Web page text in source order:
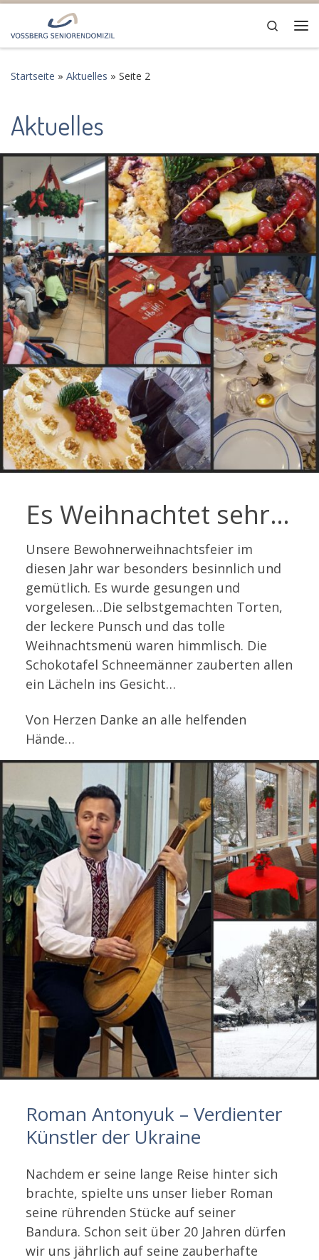
Zum Inhalt springen
Search
Startseite » Aktuelles » Seite 2
Aktuelles
Es Weihnachtet sehr…
Unsere Bewohnerweihnachtsfeier im
diesen Jahr war besonders besinnlich und
gemütlich. Es wurde gesungen und
vorgelesen…Die selbstgemachten Torten,
der leckere Punsch und das tolle
Weihnachtsmenü waren himmlisch. Die
Schokotafel Schneemänner zauberten allen
ein Lächeln ins Gesicht…
Von Herzen Danke an alle helfenden
Hände…
Roman Antonyuk – Verdienter
Künstler der Ukraine
Nachdem er seine lange Reise hinter sich
brachte, spielte uns unser lieber Roman
seine rührenden Stücke auf seiner
Bandura. Schon seit über 20 Jahren dürfen
wir uns jährlich auf seine zauberhafte